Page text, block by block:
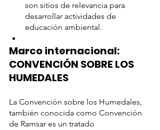
son sitios de relevancia para
desarrollar actividades de
educación ambiental.
Marco internacional:
CONVENCIÓN SOBRE LOS
HUMEDALES
La Convención sobre los Humedales,
también conocida como Convención
de Ramsar es un tratado